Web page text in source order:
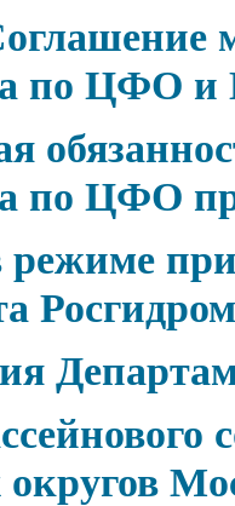
по ЦФО
по ЦФО